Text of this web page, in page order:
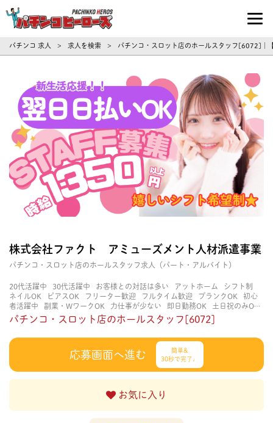
パチンコ求人・転職ならパチンコヒーロ
パチンコ 求人 > 求人を検索 > パチンコ・スロット店のホールスタッフ[6072]
株式会社ファクト アミューズメント人材派遣事業
パチンコ・スロット店のホールスタッフ求人（パート・アルバイト）
20代活躍中 30代活躍中 お客様との対話は多い アットホーム
シフト制
ネイルOK
ピアスOK フリーター歓迎 フルタイム歓迎 ブランクOK
初心
者活躍中
副業・WワークOK 力仕事が少ない 即日勤務OK
土日祝のみOK
学歴不問
服装自由 未経験・初心者OK 決められた時間できっちり
経験不要
立ち仕事 経験者・有資格者歓迎 自分の都合に合わせやすい
自由
パチンコ・スロット店のホールスタッフ[6072]
応募画面へ進む
簡単&
30秒で完了♩
お気に入り